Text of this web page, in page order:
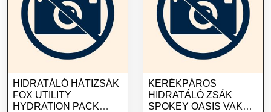
HIDRATÁLÓ HÁTIZSÁK
FOX UTILITY
HYDRATION PACK
KERÉKPÁROS
HIDRATÁLÓ ZSÁK
SPOKEY OASIS VAK